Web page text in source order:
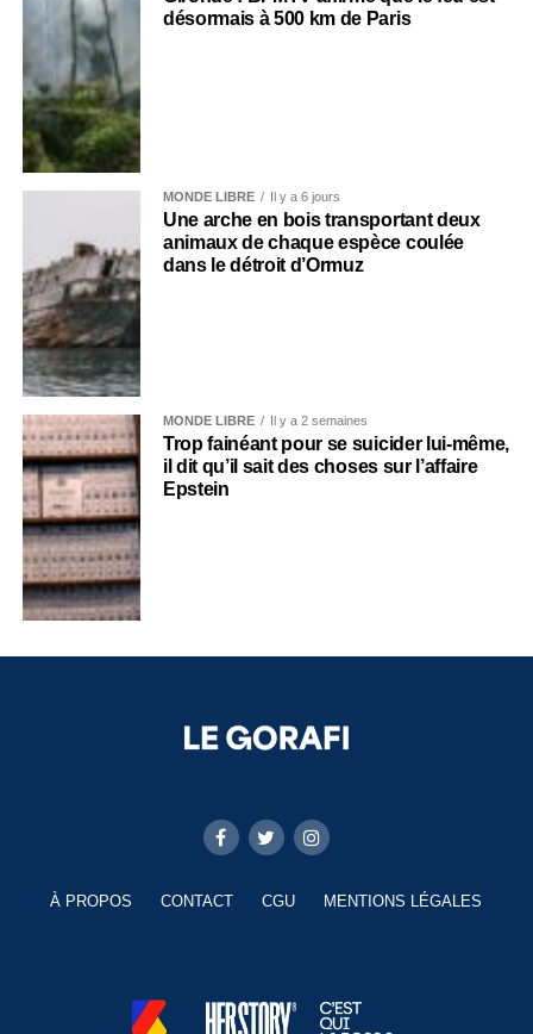
désormais à 500 km de Paris
MONDE LIBRE Il y a 6 jours
Une arche en bois transportant deux
animaux de chaque espèce coulée
dans le détroit d’Ormuz
MONDE LIBRE Il y a 2 semaines
Trop fainéant pour se suicider lui-même,
il dit qu’il sait des choses sur l’affaire
Epstein
À PROPOS CONTACT CGU MENTIONS LÉGALES